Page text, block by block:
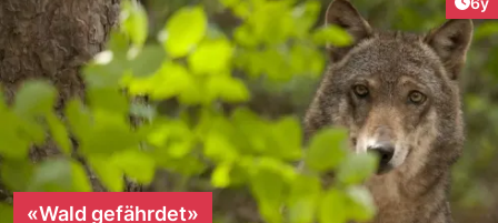
«Wald gefährdet»